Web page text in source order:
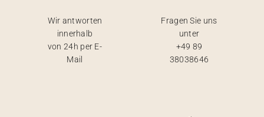
Wir antworten
innerhalb
von 24h per E-
Mail
Fragen Sie uns
unter
+49 89
38038646